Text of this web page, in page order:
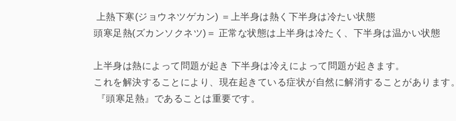
上熱下寒(ジョウネツゲカン) ＝上半身は熱く下半身は冷たい状態
頭寒足熱(ズカンソクネツ)＝ 正常な状態は上半身は冷たく、下半身は温かい状態
上半身は熱によって問題が起き 下半身は冷えによって問題が起きます。
これを解決することにより、現在起きている症状が自然に解消することがあります。
『頭寒足熱』であることは重要です。